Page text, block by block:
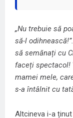
„Nu trebuie să
să-l
să semănați cu
faceți spectacol!
mamei mele,
s-a întâlnit cu
Altcineva i-a